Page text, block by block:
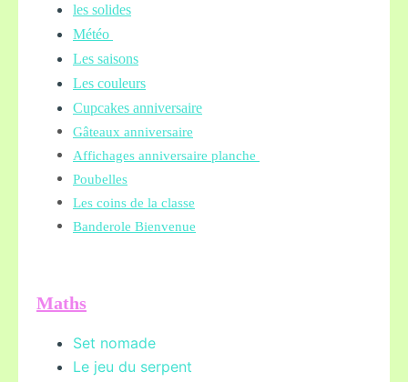
les solides
Météo
Les saisons
Les couleurs
Cupcakes anniversaire
Gâteaux anniversaire
Affichages anniversaire planche
Poubelles
Les coins de la classe
Banderole Bienvenue
Maths
Set nomade
Le jeu du serpent